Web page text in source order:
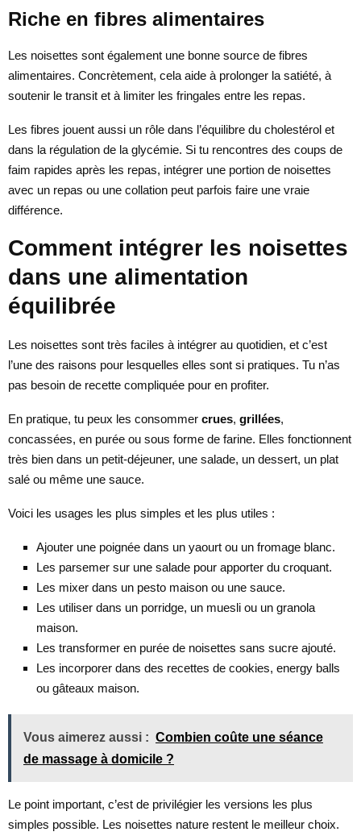
Riche en fibres alimentaires
Les noisettes sont également une bonne source de fibres
alimentaires. Concrètement, cela aide à prolonger la satiété, à
soutenir le transit et à limiter les fringales entre les repas.
Les fibres jouent aussi un rôle dans l’équilibre du cholestérol et
dans la régulation de la glycémie. Si tu rencontres des coups de
faim rapides après les repas, intégrer une portion de noisettes
avec un repas ou une collation peut parfois faire une vraie
différence.
Comment intégrer les noisettes
dans une alimentation
équilibrée
Les noisettes sont très faciles à intégrer au quotidien, et c’est
l’une des raisons pour lesquelles elles sont si pratiques. Tu n’as
pas besoin de recette compliquée pour en profiter.
En pratique, tu peux les consommer crues, grillées,
concassées, en purée ou sous forme de farine. Elles fonctionnent
très bien dans un petit-déjeuner, une salade, un dessert, un plat
salé ou même une sauce.
Voici les usages les plus simples et les plus utiles :
Ajouter une poignée dans un yaourt ou un fromage blanc.
Les parsemer sur une salade pour apporter du croquant.
Les mixer dans un pesto maison ou une sauce.
Les utiliser dans un porridge, un muesli ou un granola
maison.
Les transformer en purée de noisettes sans sucre ajouté.
Les incorporer dans des recettes de cookies, energy balls
ou gâteaux maison.
Vous aimerez aussi : Combien coûte une séance
de massage à domicile ?
Le point important, c’est de privilégier les versions les plus
simples possible. Les noisettes nature restent le meilleur choix.